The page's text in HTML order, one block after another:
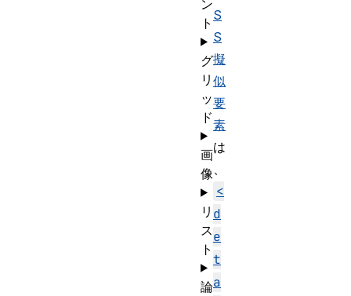
S
S
擬
似
要
素
は
、
<
d
e
t
a
ン
ト
グ
リ
ッ
ド
画
像
リ
ス
ト
論